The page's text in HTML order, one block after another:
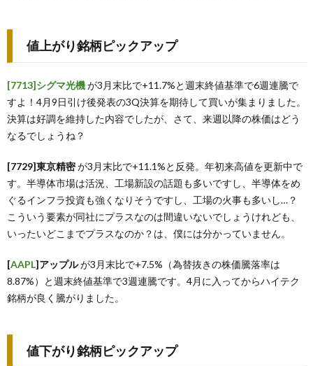
値上がり銘柄ピックアップ
[7713]シグマ光機が3月末比で+11.7%と週末終値基準で6週連騰で
すよ！4月9日引け後発表の3Q決算を期待して買いが集まりました。
決算は好調を維持した内容でしたが、さて、来週以降の株価はどう
なるでしょうね？
[7729]東京精密が3月末比で+11.1%と反発。年初来高値を更新中で
す。半導体市場は活況、工場新設の話題も多いですし、半導体をめ
ぐるインフラ投資も強くなりそうですし、工場の火事も多いし…？
こういう要素が同社にプラスなのは間違いないでしょうけれども、
いったいどこまでプラスなのか？は、僕には分かっていません。
[AAPL]アップルが3月末比で+7.5%（為替抜きの株価騰落率は
8.87%）と週末終値基準で3週連騰です。4月に入ってからハイテク
銘柄が良く騰がりました。
値下がり銘柄ピックアップ